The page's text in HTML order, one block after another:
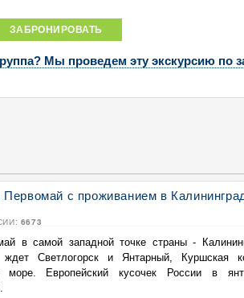
ЗАБРОНИРОВАТЬ
Мы проведем эту экскурсию по
с проживанием в
6673
в самой западной точке страны -
Светлогорск и Янтарный, Куршская
море. Европейский кусочек России в